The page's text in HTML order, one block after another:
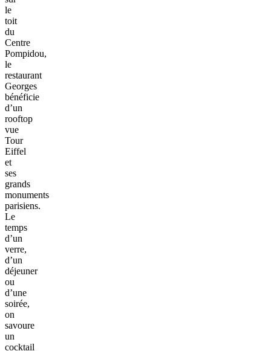
le
toit
du
Centre
Pompidou,
le
restaurant
Georges
bénéficie
d’un
rooftop
vue
Tour
Eiffel
et
ses
grands
monuments
parisiens.
Le
temps
d’un
verre,
d’un
déjeuner
ou
d’une
soirée,
on
savoure
un
cocktail